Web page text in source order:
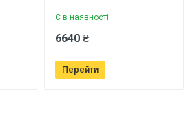
Є в наявності
6640 ₴
Перейти